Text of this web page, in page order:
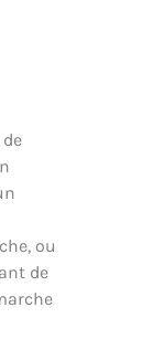
ou
de